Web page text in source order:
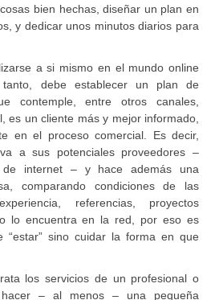
bien hechas, diseñar un plan en
y dedicar unos minutos diarios para
a si mismo en el mundo online
debe establecer un plan de
contemple, entre otros canales,
es un cliente más y mejor informado,
en el proceso comercial. Es decir,
a sus potenciales proveedores –
de internet – y hace además una
comparando condiciones de las
referencias, proyectos
lo encuentra en la red, por eso es
“estar” sino cuidar la forma en que
los servicios de un profesional o
– al menos – una pequeña